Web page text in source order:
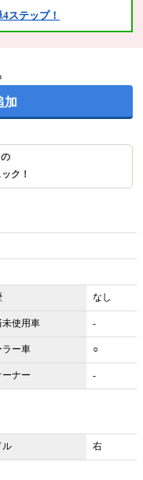
ステップ！
加
ク！
なし
未使用車 -
ラー車 ○
ーナー -
ル
右